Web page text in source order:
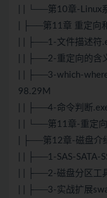
| | └──第10章-Linux
| ├──第11章 重定向
| | ├──1-文件描述符
| | ├──2-重定向的含
| | ├──3-which-
98.29M
| | ├──4-命令判断
| | └──第11章-重定
| ├──第12章-磁盘介
| | ├──1-SAS-SATA-
| | ├──2-磁盘分区工
| | ├──3-实战扩展